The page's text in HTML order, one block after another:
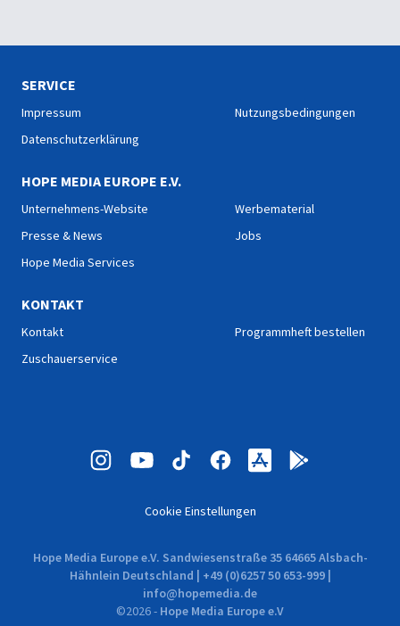
SERVICE
Impressum
Datenschutzerklärung
Nutzungsbedingungen
HOPE MEDIA EUROPE E.V.
Unternehmens-Website
Presse & News
Hope Media Services
Werbematerial
Jobs
KONTAKT
Kontakt
Zuschauerservice
Programmheft bestellen
Cookie Einstellungen
Hope Media Europe e.V. Sandwiesenstraße 35 64665 Alsbach-
Hähnlein Deutschland | +49 (0)6257 50 653-999 |
info@hopemedia.de
©2026- Hope Media Europe e.V